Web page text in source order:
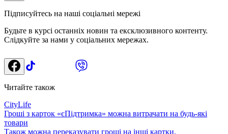
Підписуйтесь на наші соціальні мережі
Будьте в курсі останніх новин та ексклюзивного контенту.
Слідкуйте за нами у соціальних мережах.
Читайте також
CityLife
Гроші з карток «єПідтримка» можна витрачати на будь-які
товари
Також можна переказувати гроші на інші картки.